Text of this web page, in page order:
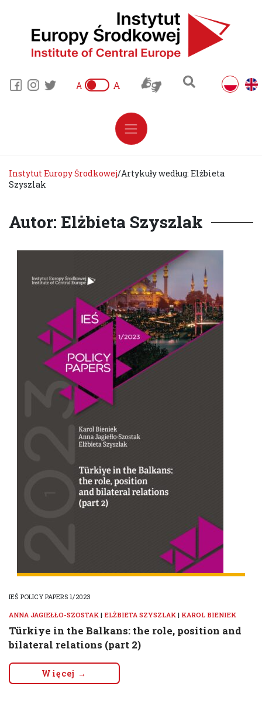
A A
Instytut Europy Środkowej/Artykuły według: Elżbieta
Szyszlak
Autor: Elżbieta Szyszlak
IEŚ POLICY PAPERS 1/2023
ANNA JAGIEŁŁO-SZOSTAK | ELŻBIETA SZYSZLAK | KAROL BIENIEK
Türkiye in the Balkans: the role, position and
bilateral relations (part 2)
Więcej →